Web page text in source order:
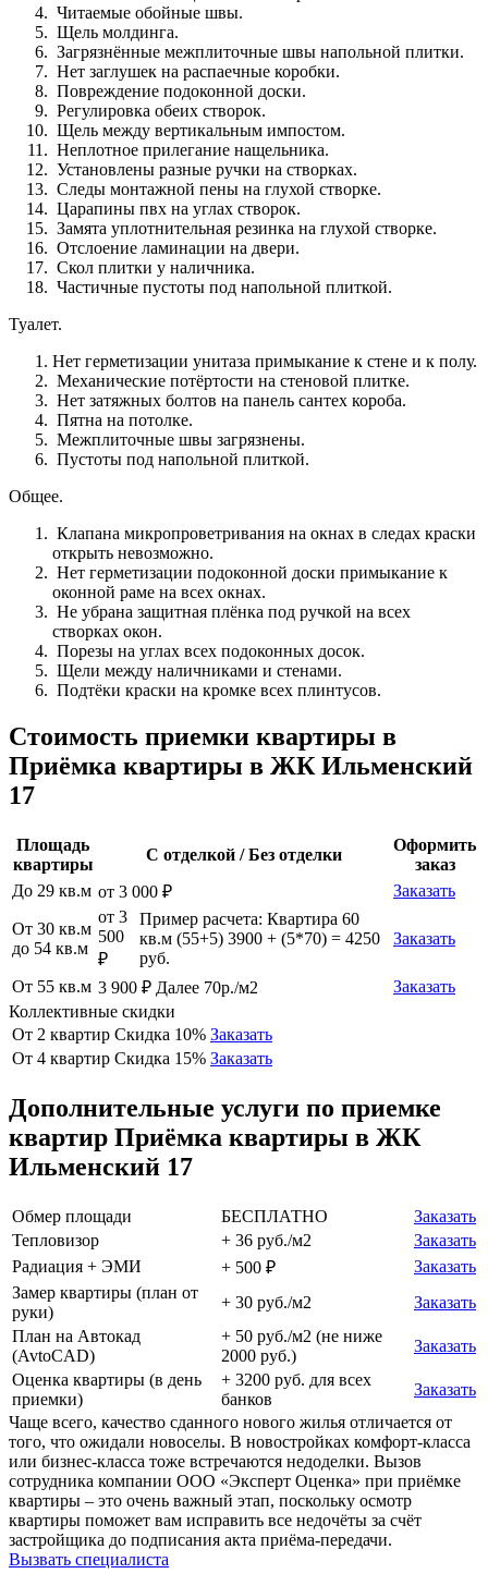
Читаемые обойные швы.
Щель молдинга.
Загрязнённые межплиточные швы напольной плитки.
Нет заглушек на распаечные коробки.
Повреждение подоконной доски.
Регулировка обеих створок.
Щель между вертикальным импостом.
Неплотное прилегание нащельника.
Установлены разные ручки на створках.
Следы монтажной пены на глухой створке.
Царапины пвх на углах створок.
Замята уплотнительная резинка на глухой створке.
Отслоение ламинации на двери.
Скол плитки у наличника.
Частичные пустоты под напольной плиткой.
Туалет.
Нет герметизации унитаза примыкание к стене и к полу.
Механические потёртости на стеновой плитке.
Нет затяжных болтов на панель сантех короба.
Пятна на потолке.
Межплиточные швы загрязнены.
Пустоты под напольной плиткой.
Общее.
Клапана микропроветривания на окнах в следах краски
открыть невозможно.
Нет герметизации подоконной доски примыкание к
оконной раме на всех окнах.
Не убрана защитная плёнка под ручкой на всех
створках окон.
Порезы на углах всех подоконных досок.
Щели между наличниками и стенами.
Подтёки краски на кромке всех плинтусов.
Стоимость приемки квартиры в
Приёмка квартиры в ЖК Ильменский
17
Площадь
квартиры
С отделкой / Без отделки
Оформить
заказ
До 29 кв.м от 3 000 ₽ Заказать
От 30 кв.м
до 54 кв.м
от 3
500
₽
Пример расчета: Квартира 60
кв.м (55+5) 3900 + (5*70) = 4250
руб.
Заказать
От 55 кв.м 3 900 ₽ Далее 70р./м2
Заказать
Коллективные скидки
От 2 квартир Скидка 10% Заказать
От 4 квартир Скидка 15% Заказать
Дополнительные услуги по приемке
квартир Приёмка квартиры в ЖК
Ильменский 17
Обмер площади БЕСПЛАТНО
Заказать
Тепловизор
+ 36 руб./м2
Заказать
Радиация + ЭМИ
+ 500 ₽
Заказать
Замер квартиры (план от
руки)
+ 30 руб./м2
Заказать
План на Автокад
(AvtoCAD)
+ 50 руб./м2 (не ниже
2000 руб.)
Заказать
Оценка квартиры (в день
приемки)
+ 3200 руб. для всех
банков
Заказать
Чаще всего, качество сданного нового жилья отличается от
того, что ожидали новоселы. В новостройках комфорт-класса
или бизнес-класса тоже встречаются недоделки. Вызов
сотрудника компании ООО «Эксперт Оценка» при приёмке
квартиры – это очень важный этап, поскольку осмотр
квартиры поможет вам исправить все недочёты за счёт
застройщика до подписания акта приёма-передачи.
Вызвать специалиста